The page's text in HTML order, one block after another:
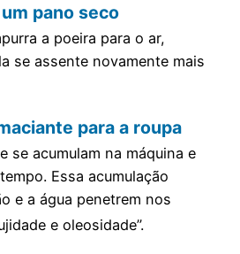
pano seco
a poeira para o ar,
se assente novamente mais
para a roupa
se acumulam na máquina e
Essa acumulação
e a água penetrem nos
e oleosidade”.